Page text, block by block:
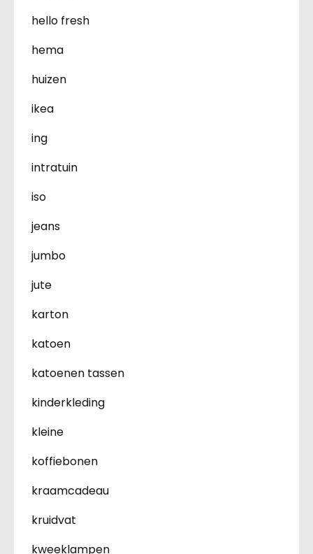
hello fresh
hema
huizen
ikea
ing
intratuin
iso
jeans
jumbo
jute
karton
katoen
katoenen tassen
kinderkleding
kleine
koffiebonen
kraamcadeau
kruidvat
kweeklampen